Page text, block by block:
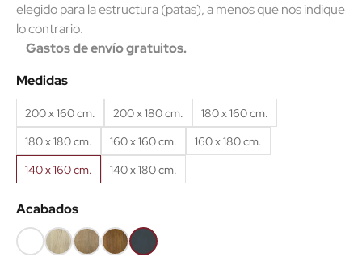
elegido para la estructura (patas), a menos que nos indique
lo contrario.
Gastos de envío gratuitos.
Medidas
200 x 160 cm. 200 x 180 cm.
180 x 160 cm.
180 x 180 cm.
160 x 160 cm.
160 x 180 cm.
140 x 160 cm.
140 x 180 cm.
Acabados
BlancoRobleRobleRobleAntracita